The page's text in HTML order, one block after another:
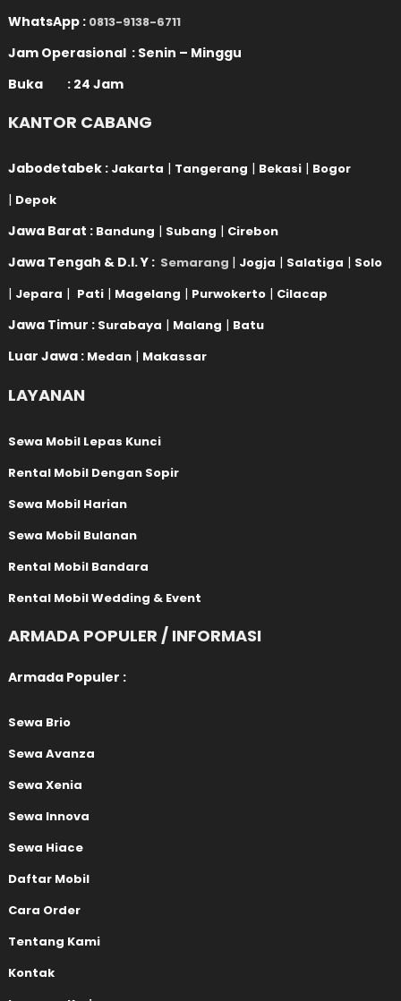
WhatsApp : 0813-9138-6711
Jam Operasional : Senin – Minggu
Buka : 24 Jam
KANTOR CABANG
Jabodetabek : Jakarta | Tangerang | Bekasi | Bogor
| Depok
Jawa Barat : Bandung | Subang | Cirebon
Jawa Tengah & D.I. Y : Semarang | Jogja | Salatiga | Solo
| Jepara | Pati | Magelang | Purwokerto | Cilacap
Jawa Timur : Surabaya | Malang | Batu
Luar Jawa : Medan | Makassar
LAYANAN
Sewa Mobil Lepas Kunci
Rental Mobil Dengan Sopir
Sewa Mobil Harian
Sewa Mobil Bulanan
Rental Mobil Bandara
Rental Mobil Wedding & Event
ARMADA POPULER / INFORMASI
Armada Populer :
Sewa Brio
Sewa Avanza
Sewa Xenia
Sewa Innova
Sewa Hiace
Daftar Mobil
Cara Order
Tentang Kami
Kontak